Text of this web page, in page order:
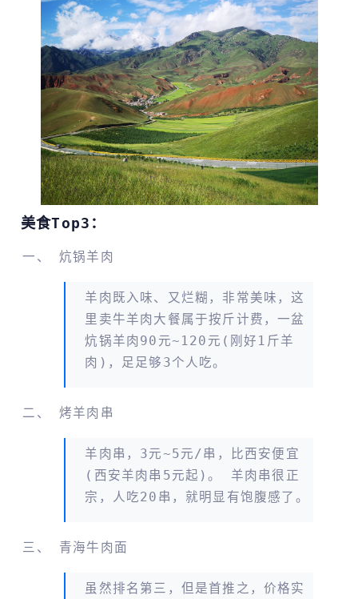
美食Top3：
炕锅羊肉
羊肉既入味、又烂糊，非常美味，这
里卖牛羊肉大餐属于按斤计费，一盆
炕锅羊肉90元~120元(刚好1斤羊
肉)，足足够3个人吃。
烤羊肉串
羊肉串，3元~5元/串，比西安便宜
(西安羊肉串5元起)。 羊肉串很正
宗，人吃20串，就明显有饱腹感了。
青海牛肉面
虽然排名第三，但是首推之，价格实